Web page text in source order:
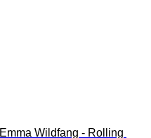
Emma Wildfang - Rolling